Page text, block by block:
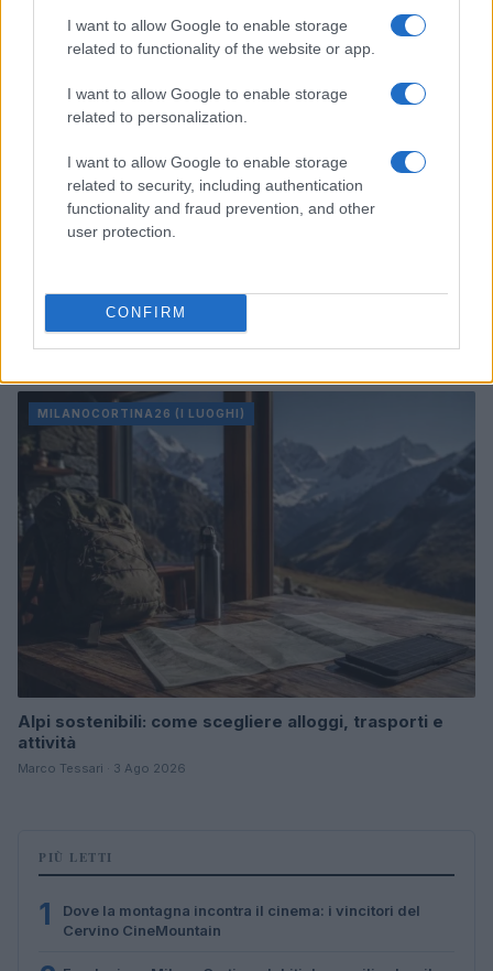
I want to allow Google to enable storage
related to functionality of the website or app.
I want to allow Google to enable storage
related to personalization.
I want to allow Google to enable storage
related to security, including authentication
functionality and fraud prevention, and other
user protection.
CONFIRM
Fondazione Milano Cortina: debiti da un miliardo e il
sostegno pubblico
MILANOCORTINA26 (I LUOGHI)
Alpi sostenibili: come scegliere alloggi, trasporti e
attività
Marco Tessari · 3 Ago 2026
PIÙ LETTI
1
Dove la montagna incontra il cinema: i vincitori del
Cervino CineMountain